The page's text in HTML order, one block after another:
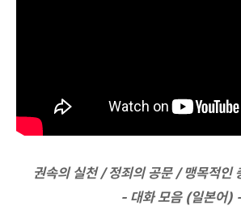
권속의 실천 / 정죄의 공문 / 맹목적인
- 대화 모음 (일본어)